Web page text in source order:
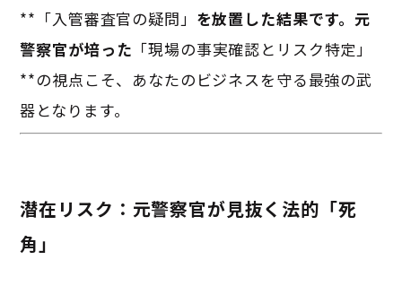
**「入管審査官の疑問」 を放置した結果です。元
警察官が培った 「現場の事実確認とリスク特定」
**の視点こそ、あなたのビジネスを守る最強の武
器となります。
潜在リスク：元警察官が見抜く法的「死
角」